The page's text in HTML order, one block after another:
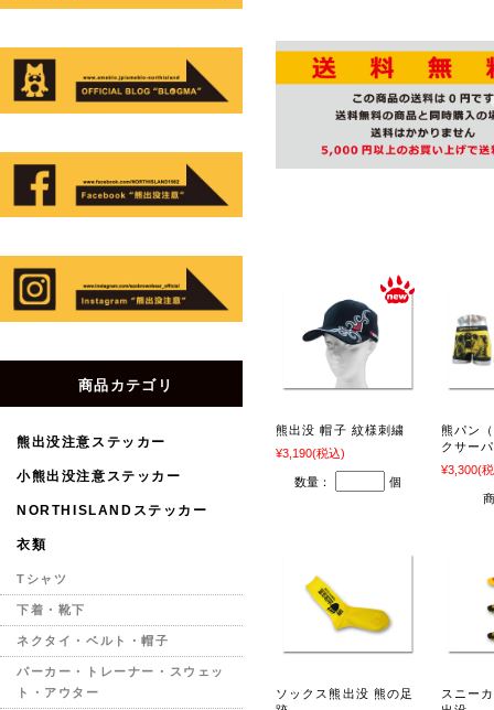
熊出没 帽子 紋様刺繍
¥3,190(税込)
数量： 個
熊パン
クサー
¥3,300(
ソックス熊出没 熊の足
スニー
商品カテゴリ
熊出没注意ステッカー
小熊出没注意ステッカー
NORTHISLANDステッカー
衣類
Tシャツ
下着・靴下
ネクタイ・ベルト・帽子
パーカー・トレーナー・スウェッ
ト・アウター